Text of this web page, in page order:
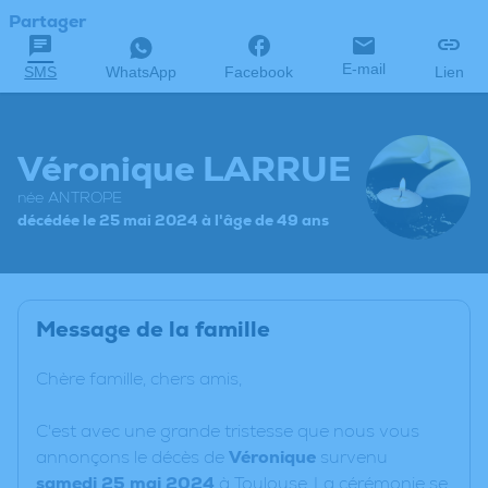
Partager
SMS WhatsApp Facebook E-mail Lien
Véronique LARRUE
née ANTROPE
décédée le 25 mai 2024 à l'âge de 49 ans
Message de la famille
Chère famille, chers amis,
C'est avec une grande tristesse que nous vous
annonçons le décès deVéronique survenu
samedi 25 mai 2024 à Toulouse. La cérémonie se